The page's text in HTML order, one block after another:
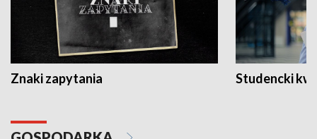
Znaki zapytania Studencki